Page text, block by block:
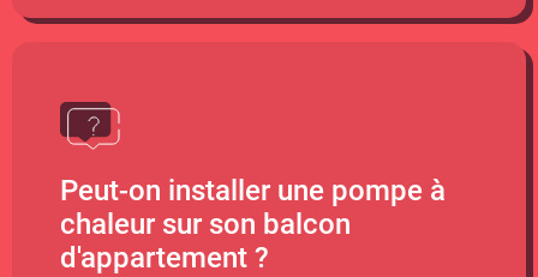
Peut-on installer une pompe à
chaleur sur son balcon
d'appartement ?